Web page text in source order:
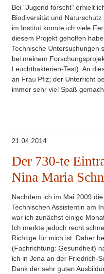
Bei "Jugend forscht" erhielt
Biodiversität und
im Institut konnte ich viele
diesem Projekt geholfen
Technische Untersuchungen
bei meinem
Leuchtbakterien-Test). An
an Frau Pfiz; der Unterricht
immer sehr viel Spaß
21.04.2014
Der 730-te
Nina Maria
Nachdem ich im Mai 2009
Technischen Assistentin am
war ich zunächst einige
Ich merkte jedoch recht
Richtige für mich ist. Daher
(Fachrichtung: Gesundheit)
ich in Jena an der Friedrich-
Dank der sehr guten